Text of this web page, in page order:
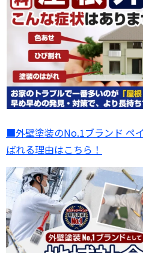
■外壁塗装のNo.1ブランド ペ
ばれる理由はこちら！